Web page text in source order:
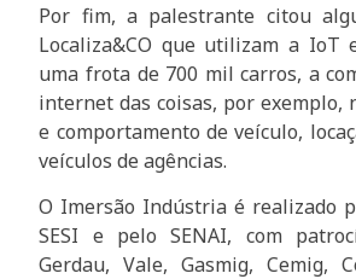
Por fim, a palestrante citou
Localiza&CO que utilizam a IoT
uma frota de 700 mil carros, a
internet das coisas, por exemplo,
e comportamento de veículo,
veículos de agências.
O Imersão Indústria é realizado
SESI e pelo SENAI, com
Gerdau, Vale, Gasmig, Cemig,